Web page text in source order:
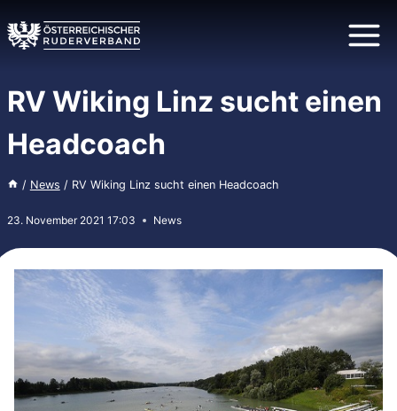
Inhalt
springen
RV Wiking Linz sucht einen
Headcoach
/ News / RV Wiking Linz sucht einen Headcoach
23. November 2021 17:03 News